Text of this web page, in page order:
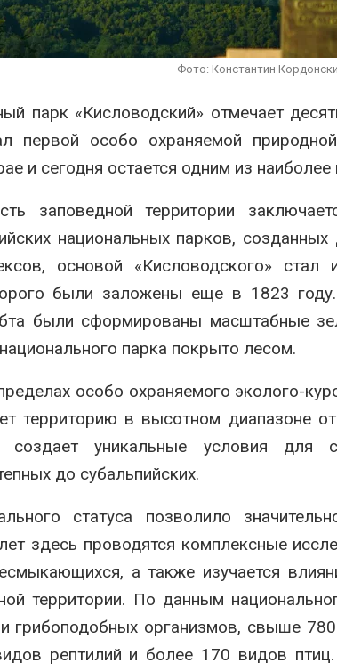
Фото: Константин
парк «Кисловодский» отмечает
первой особо охраняемой
и сегодня остается одним из
заповедной территории
национальных парков, созданных
основой «Кисловодского» стал
были заложены еще в 1823
были сформированы масштабные
парка покрыто лесом.
особо охраняемого эколого-
территорию в высотном диапазоне
создает уникальные условия для
до субальпийских.
статуса позволило
здесь проводятся комплексные
а также изучается
территории. По данным
грибоподобных организмов, свыше
рептилий и более 170 видов
отслеживать
выпущенных соколов-
Авг 5, 2026
единую
мониторинга
нагрузки на